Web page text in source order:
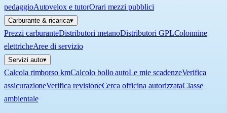
pedaggioAutovelox e tutorOrari mezzi pubblici
Carburante & ricarica▾
Prezzi carburanteDistributori metanoDistributori GPLColonnine
elettricheAree di servizio
Servizi auto▾
Calcola rimborso kmCalcolo bollo autoLe mie scadenzeVerifica
assicurazioneVerifica revisioneCerca officina autorizzataClasse
ambientale